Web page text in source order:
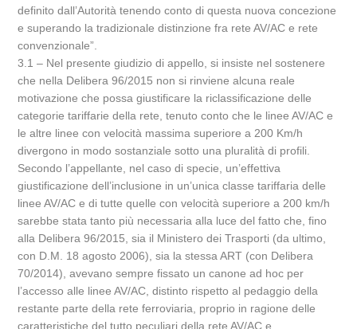
definito dall’Autorità tenendo conto di questa nuova concezione
e superando la tradizionale distinzione fra rete AV/AC e rete
convenzionale”.
3.1 – Nel presente giudizio di appello, si insiste nel sostenere
che nella Delibera 96/2015 non si rinviene alcuna reale
motivazione che possa giustificare la riclassificazione delle
categorie tariffarie della rete, tenuto conto che le linee AV/AC e
le altre linee con velocità massima superiore a 200 Km/h
divergono in modo sostanziale sotto una pluralità di profili.
Secondo l’appellante, nel caso di specie, un’effettiva
giustificazione dell’inclusione in un’unica classe tariffaria delle
linee AV/AC e di tutte quelle con velocità superiore a 200 km/h
sarebbe stata tanto più necessaria alla luce del fatto che, fino
alla Delibera 96/2015, sia il Ministero dei Trasporti (da ultimo,
con D.M. 18 agosto 2006), sia la stessa ART (con Delibera
70/2014), avevano sempre fissato un canone ad hoc per
l’accesso alle linee AV/AC, distinto rispetto al pedaggio della
restante parte della rete ferroviaria, proprio in ragione delle
caratteristiche del tutto peculiari della rete AV/AC e